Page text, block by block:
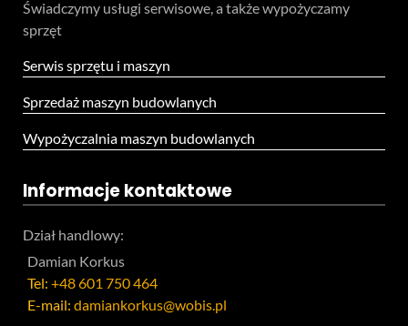
Świadczymy usługi serwisowe, a także wypożyczamy
sprzęt
Serwis sprzętu i maszyn
Sprzedaż maszyn budowlanych
Wypożyczalnia maszyn budowlanych
Informacje kontaktowe
Dział handlowy:
Damian Korkus
Tel: +48 601 750 464
E-mail: damiankorkus@wobis.pl